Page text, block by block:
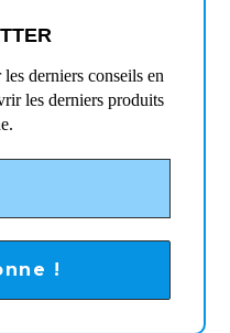
derniers conseils en
les derniers produits